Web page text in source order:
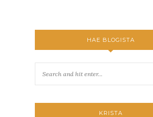
HAE BLOGISTA
KRISTA